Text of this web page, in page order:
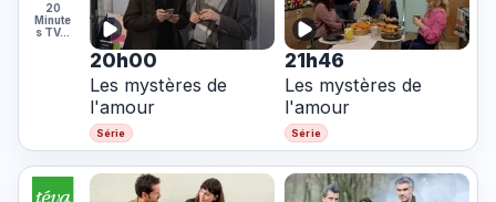
20
Minute
s TV…
20h00
Les mystères de
l'amour
Série
21h46
Les mystères de
l'amour
Série